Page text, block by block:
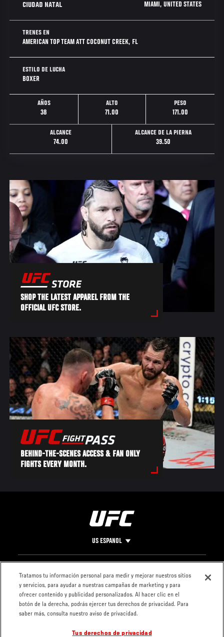
CIUDAD NATAL MIAMI, UNITED STATES
TRENES EN
AMERICAN TOP TEAM ATT COCONUT CREEK, FL
ESTILO DE LUCHA
BOXER
AÑOS
38
ALTO
71.00
PESO
171.00
ALCANCE
74.00
ALCANCE DE LA PIERNA
39.50
SHOP THE LATEST APPAREL FROM THE
OFFICIAL UFC STORE.
BEHIND-THE-SCENES ACCESS & FAN ONLY
FIGHTS EVERY MONTH.
US ESPANOL
Pie
de
Página
CONTACTO
LEGAL
Condiciones
Política de
privacidad
Tratamos tu información personal para medir y mejorar nuestros sitios
y servicios, para ayudar a nuestras campañas de marketing y para
ofrecer contenido y publicidad personalizados. Al hacer clic en el
botón de la derecha, podrás ejercer tus derechos de privacidad. Para
saber más, consulta nuestro aviso de privacidad.
Tus derechos de privacidad